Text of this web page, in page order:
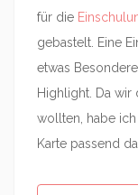
für die
gebastelt. Eine
etwas
Highlight. Da wir
wollten, habe
Karte passend